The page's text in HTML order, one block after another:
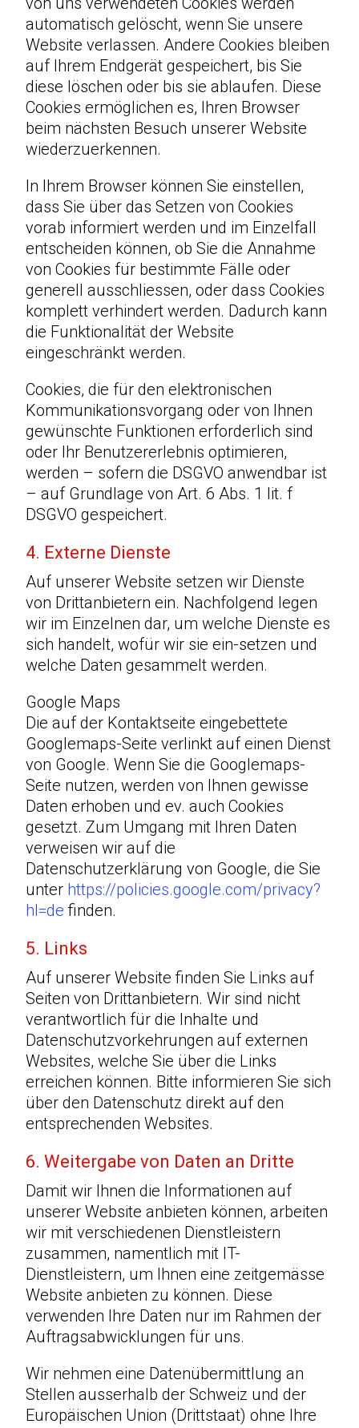
automatisch gelöscht, wenn Sie unsere
Website verlassen. Andere Cookies bleiben
auf Ihrem Endgerät gespeichert, bis Sie
diese löschen oder bis sie ablaufen. Diese
Cookies ermöglichen es, Ihren Browser
beim nächsten Besuch unserer Website
wiederzuerkennen.
In Ihrem Browser können Sie einstellen,
dass Sie über das Setzen von Cookies
vorab informiert werden und im Einzelfall
entscheiden können, ob Sie die Annahme
von Cookies für bestimmte Fälle oder
generell ausschliessen, oder dass Cookies
komplett verhindert werden. Dadurch kann
die Funktionalität der Website
eingeschränkt werden.
Cookies, die für den elektronischen
Kommunikationsvorgang oder von Ihnen
gewünschte Funktionen erforderlich sind
oder Ihr Benutzererlebnis optimieren,
werden – sofern die DSGVO anwendbar ist
– auf Grundlage von Art. 6 Abs. 1 lit. f
DSGVO gespeichert.
4. Externe Dienste
Auf unserer Website setzen wir Dienste
von Drittanbietern ein. Nachfolgend legen
wir im Einzelnen dar, um welche Dienste es
sich handelt, wofür wir sie ein-setzen und
welche Daten gesammelt werden.
Google Maps
Die auf der Kontaktseite eingebettete
Googlemaps-Seite verlinkt auf einen Dienst
von Google. Wenn Sie die Googlemaps-
Seite nutzen, werden von Ihnen gewisse
Daten erhoben und ev. auch Cookies
gesetzt. Zum Umgang mit Ihren Daten
verweisen wir auf die
Datenschutzerklärung von Google, die Sie
unter https://policies.google.com/privacy?
hl=de finden.
5. Links
Auf unserer Website finden Sie Links auf
Seiten von Drittanbietern. Wir sind nicht
verantwortlich für die Inhalte und
Datenschutzvorkehrungen auf externen
Websites, welche Sie über die Links
erreichen können. Bitte informieren Sie sich
über den Datenschutz direkt auf den
entsprechenden Websites.
6. Weitergabe von Daten an Dritte
Damit wir Ihnen die Informationen auf
unserer Website anbieten können, arbeiten
wir mit verschiedenen Dienstleistern
zusammen, namentlich mit IT-
Dienstleistern, um Ihnen eine zeitgemässe
Website anbieten zu können. Diese
verwenden Ihre Daten nur im Rahmen der
Auftragsabwicklungen für uns.
Wir nehmen eine Datenübermittlung an
Stellen ausserhalb der Schweiz und der
Europäischen Union (Drittstaat) ohne Ihre